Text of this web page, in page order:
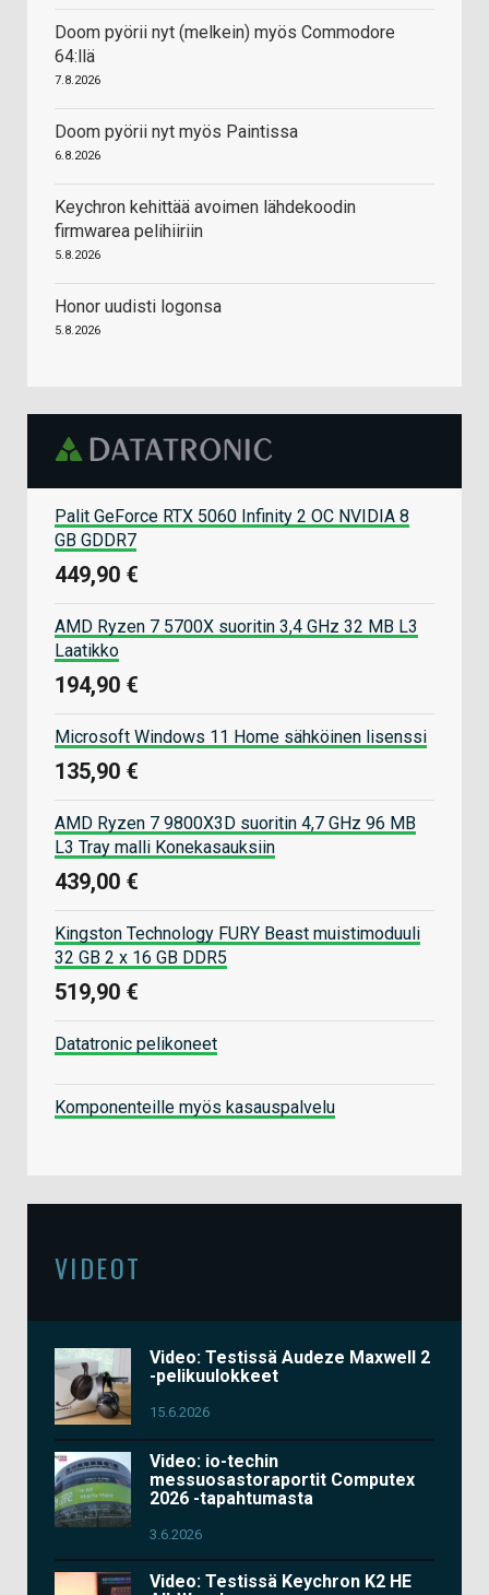
Doom pyörii nyt (melkein) myös Commodore
64:llä
7.8.2026
Doom pyörii nyt myös Paintissa
6.8.2026
Keychron kehittää avoimen lähdekoodin
firmwarea pelihiiriin
5.8.2026
Honor uudisti logonsa
5.8.2026
Palit GeForce RTX 5060 Infinity 2 OC NVIDIA 8
GB GDDR7
449,90 €
AMD Ryzen 7 5700X suoritin 3,4 GHz 32 MB L3
Laatikko
194,90 €
Microsoft Windows 11 Home sähköinen lisenssi
135,90 €
AMD Ryzen 7 9800X3D suoritin 4,7 GHz 96 MB
L3 Tray malli Konekasauksiin
439,00 €
Kingston Technology FURY Beast muistimoduuli
32 GB 2 x 16 GB DDR5
519,90 €
Datatronic pelikoneet
Komponenteille myös kasauspalvelu
VIDEOT
Video: Testissä Audeze Maxwell 2
-pelikuulokkeet
15.6.2026
Video: io-techin
messuosastoraportit Computex
2026 -tapahtumasta
3.6.2026
Video: Testissä Keychron K2 HE